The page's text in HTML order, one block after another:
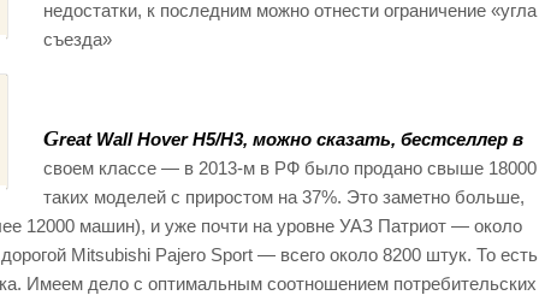
недостатки, к последним можно отнести ограничение «угла
съезда»
Great Wall Hover H5/H3, можно сказать, бестселлер в
своем классе — в 2013-м в РФ было продано свыше 18000
таких моделей с приростом на 37%. Это заметно больше,
12000 машин), и уже почти на уровне УАЗ Патриот — около
Mitsubishi Pajero Sport — всего около 8200 штук. То есть
Имеем дело с оптимальным соотношением потребительских